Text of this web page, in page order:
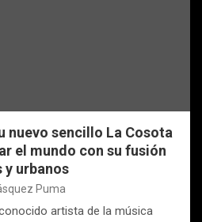
nuevo sencillo La Cosota
el mundo con su fusión
y urbanos
Puma
artista de la música